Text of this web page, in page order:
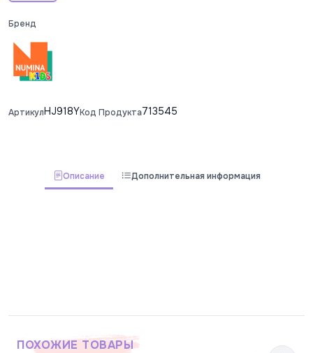
Бренд
АртикулHJ918YКод Продукта713545
Описание Дополнительная информация
ПОХОЖИЕ ТОВАРЫ